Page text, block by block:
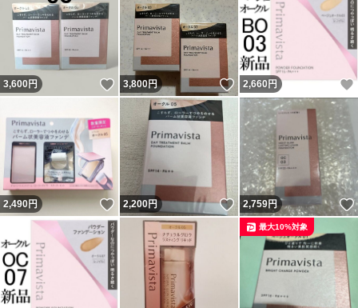
3,600円 いいね！
3,800円 いいね！
2,660 円
2,490円 いいね！
2,200円 いいね！
2,759円
最大10%対象